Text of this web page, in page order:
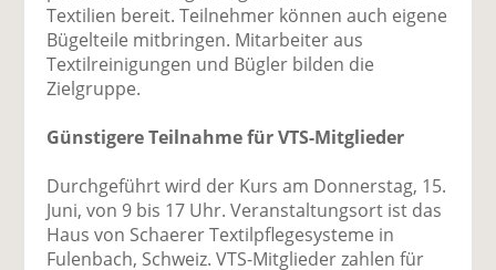
il
e
n
e d
Textilien bereit. Teilnehmer können auch eigene
Bügelteile mitbringen. Mitarbeiter aus
Textilreinigungen und Bügler bilden die
Zielgruppe.
Günstigere Teilnahme für VTS-Mitglieder
Durchgeführt wird der Kurs am Donnerstag, 15.
Juni, von 9 bis 17 Uhr. Veranstaltungsort ist das
Haus von Schaerer Textilpflegesysteme in
Fulenbach, Schweiz. VTS-Mitglieder zahlen für